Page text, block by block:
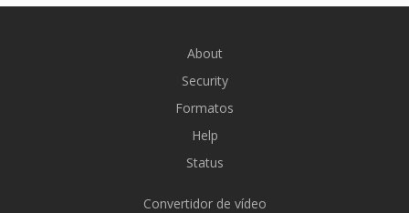
About
Security
Formatos
Help
Status
Convertidor de vídeo